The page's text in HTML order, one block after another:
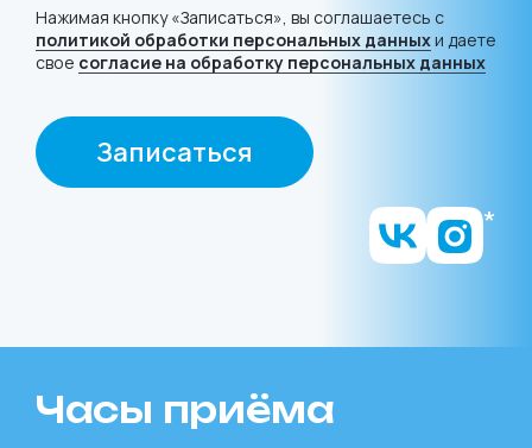
Нажимая кнопку «Записаться», вы соглашаетесь с
политикой обработки персональных данныхи даете
свое согласие на обработку персональных данных
Записаться
Часы приёма